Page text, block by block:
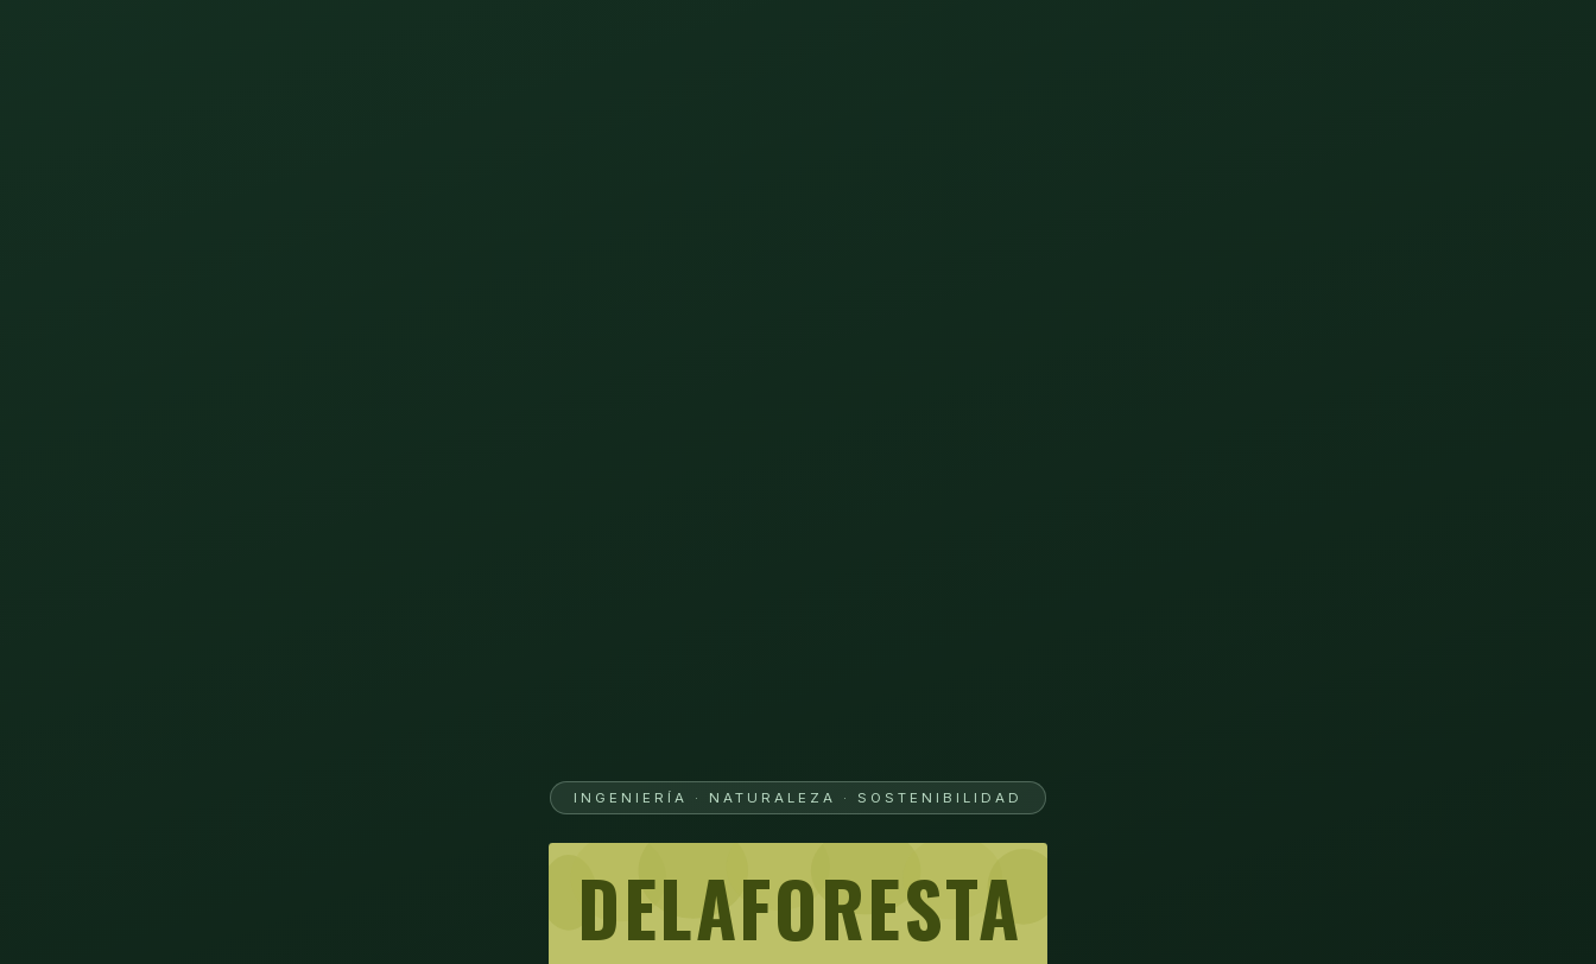
INGENIERÍA · NATURALEZA · SOSTENIBILIDAD
DELAFORESTA